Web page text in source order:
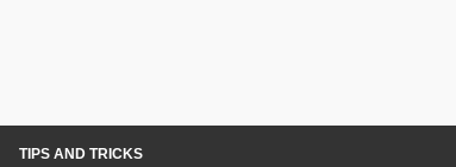
TIPS AND TRICKS